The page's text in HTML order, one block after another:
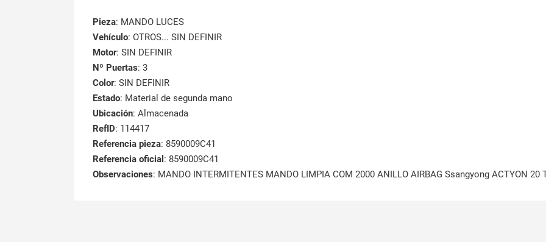
Pieza: MANDO LUCES
Vehículo: OTROS... SIN DEFINIR
Motor: SIN DEFINIR
Nº Puertas: 3
Color: SIN DEFINIR
Estado: Material de segunda mano
Ubicación: Almacenada
RefID: 114417
Referencia pieza: 8590009C41
Referencia oficial : 8590009C41
Observaciones: MANDO INTERMITENTES MANDO LIMPIA COM 2000 ANILLO AIRBAG Ssangyong ACTYON 20